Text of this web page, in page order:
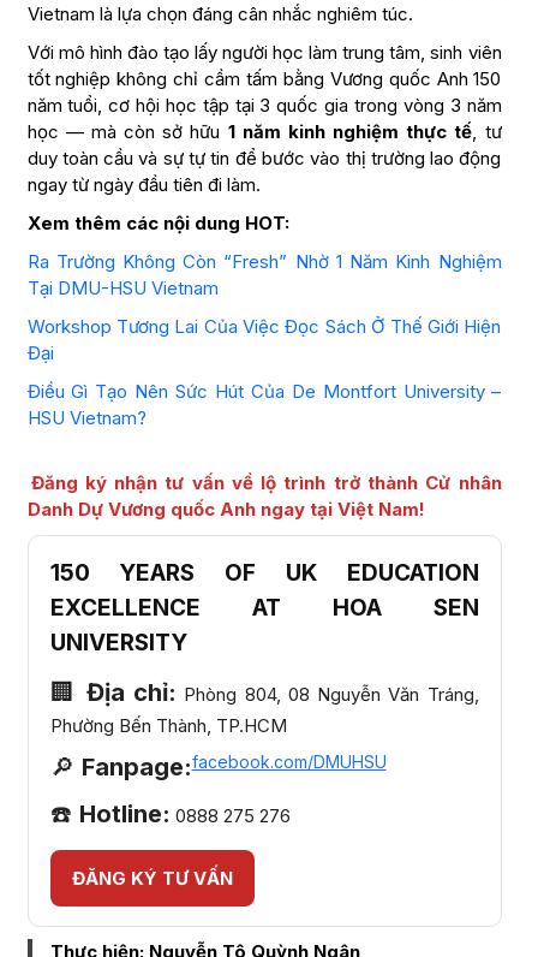
Vietnam là lựa chọn đáng cân nhắc nghiêm túc.
Với mô hình đào tạo lấy người học làm trung tâm, sinh viên
tốt nghiệp không chỉ cầm tấm bằng Vương quốc Anh 150
năm tuổi, cơ hội học tập tại 3 quốc gia trong vòng 3 năm
học — mà còn sở hữu 1 năm kinh nghiệm thực tế , tư
duy toàn cầu và sự tự tin để bước vào thị trường lao động
ngay từ ngày đầu tiên đi làm.
Xem thêm các nội dung HOT:
Ra Trường Không Còn “Fresh” Nhờ 1 Năm Kinh Nghiệm
Tại DMU-HSU Vietnam
Workshop Tương Lai Của Việc Đọc Sách Ở Thế Giới Hiện
Đại
Điều Gì Tạo Nên Sức Hút Của De Montfort University –
HSU Vietnam?
Đăng ký nhận tư vấn về lộ trình trở thành Cử nhân
Danh Dự Vương quốc Anh ngay tại Việt Nam!
150 YEARS OF UK EDUCATION
EXCELLENCE AT HOA SEN
UNIVERSITY
🏢 Địa chỉ: Phòng 804, 08 Nguyễn Văn Tráng,
Phường Bến Thành, TP.HCM
🔎 Fanpage:facebook.com/DMUHSU
☎️ Hotline: 0888 275 276
ĐĂNG KÝ TƯ VẤN
Thực hiện: Nguyễn Tô Quỳnh Ngân